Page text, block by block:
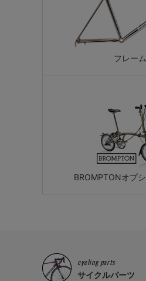
フレーム
BROMPTONオプ
cycling parts
サイクルパーツ